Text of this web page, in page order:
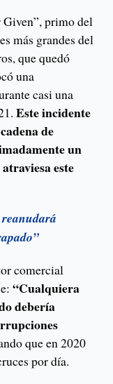
Given”, primo del
más grandes del
que quedó
una
casi una
Este incidente
de
un
este
reanudará
comercial
“Cualquiera
debería
que en 2020
por día.